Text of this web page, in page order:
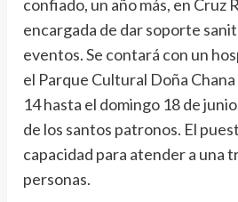
confiado, un año más, en Cruz
encargada de dar soporte
eventos. Se contará con un
el Parque Cultural Doña
14 hasta el domingo 18 de
de los santos patronos. El
capacidad para atender a una
personas.